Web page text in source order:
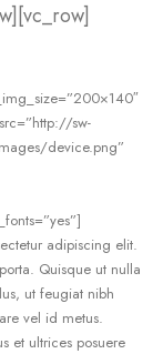
sw-
device.png”
adipiscing elit.
Quisque ut nulla
ut feugiat nibh
vel id metus.
et ultrices posuere